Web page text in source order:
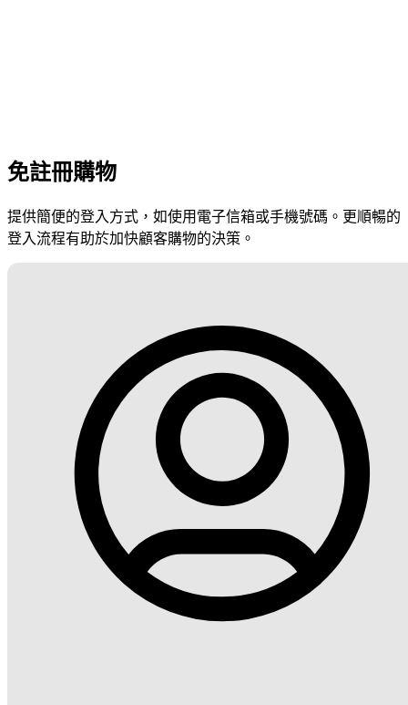
免註冊購物
提供簡便的登入方式，如使用電子信箱或手機號碼。更順暢的
登入流程有助於加快顧客購物的決策。